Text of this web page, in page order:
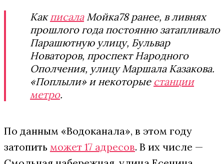
КакписалаМойка78 ранее, в ливнях
прошлого года постоянно затапливало
Парашютную улицу, Бульвар
Новаторов, проспект Народного
Ополчения, улицу Маршала Казакова.
«Поплыли» и некоторые станции
метро.
По данным «Водоканала», в этом году
затопить может 17 адресов. В их числе —